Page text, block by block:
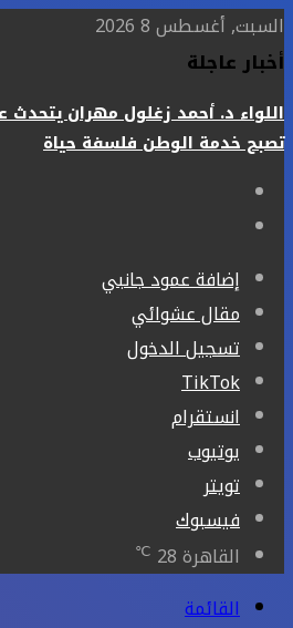
السبت, أغسطس 8 2026
أخبار عاجلة
اللواء د. أحمد زغلول مهران يتحدث
تصبح خدمة الوطن فلسفة حياة
إضافة عمود جانبي
مقال عشوائي
تسجيل الدخول
‫TikTok
انستقرام
يوتيوب
تويتر
فيسبوك
القاهرة28
℃
القائمة